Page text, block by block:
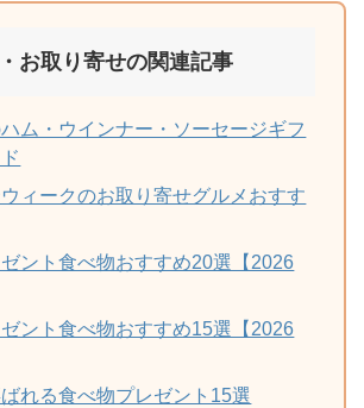
お取り寄せの関連記事
ム・ウインナー・ソーセージギフ
ィークのお取り寄せグルメおすす
ント食べ物おすすめ20選【2026
ント食べ物おすすめ15選【2026
れる食べ物プレゼント15選